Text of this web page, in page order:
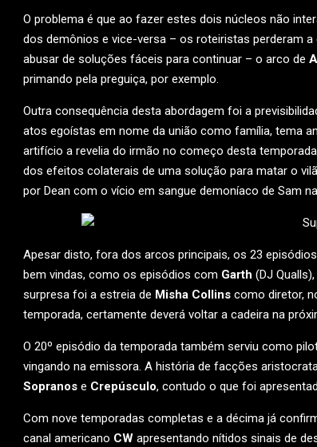
O problema é que ao fazer estes dois núcleos não
dos demônios e vice-versa – os roteiristas perderam
abusar de soluções fáceis para continuar – o arco de
primando pela preguiça, por exemplo.
Outra consequência desta abordagem foi a
atos egoístas em nome da união como família, tema
artifício a revelia do irmão no começo desta
dos efeitos colaterais de uma solução para matar o
por Dean com o vício em sangue demoníaco de Sam
Apesar disto, fora dos arcos principais, os 23
bem vindas, como os episódios com Garth (DJ Qualls),
surpresa foi a estreia de Misha Collins como diretor,
temporada, certamente deverá voltar a cadeira na
O 20º episódio da temporada também serviu como
vingando na emissora. A história de facções
Sopranos e Crepúsculo, contudo o que foi
Com nove temporadas completas e a décima já
canal americano CW apresentando nítidos sinais de